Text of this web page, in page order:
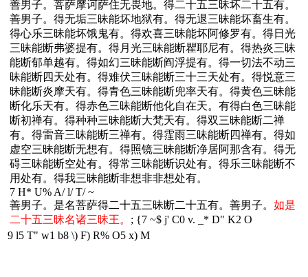
善男子。菩萨摩诃萨住无畏地。得二十五三昧坏二十五有。
善男子。得无垢三昧能坏地狱有。得无退三昧能坏畜生有。
得心乐三昧能坏饿鬼有。得欢喜三昧能坏阿修罗有。得日光
三昧能断弗婆提有。得月光三昧能断瞿耶尼有。得热炎三昧
能断郁单越有。得如幻三昧能断阎浮提有。得一切法不动三
昧能断四天处有。得难伏三昧能断三十三天处有。得悦意三
昧能断炎摩天有。得青色三昧能断兜率天有。得黄色三昧能
断化乐天有。得赤色三昧能断他化自在天。有得白色三昧能
断初禅有。得种种三昧能断大梵天有。得双三昧能断二禅
有。得雷音三昧能断三禅有。得霔雨三昧能断四禅有。得如
虚空三昧能断无想有。得照镜三昧能断净居阿那含有。得无
碍三昧能断空处有。得常三昧能断识处有。得乐三昧能断不
用处有。得我三昧能断非想非非想处有。
7 H* U% A/ l/ T/ ~
善男子。是名菩萨得二十五三昧断二十五有。善男子。 如是
二十五三昧名诸三昧王。 ; {7 ~$ j' C0 v. _* D" K2 O
9 l5 T" w1 b8 \) F) R% O5 x) M